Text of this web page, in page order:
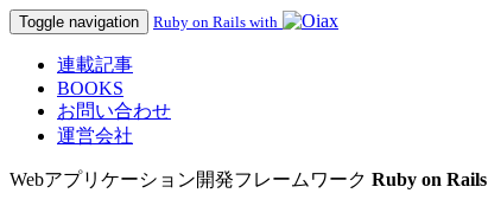
Toggle navigation Ruby on Rails with
連載記事
BOOKS
お問い合わせ
運営会社
Webアプリケーション開発フレームワーク Ruby on Rails